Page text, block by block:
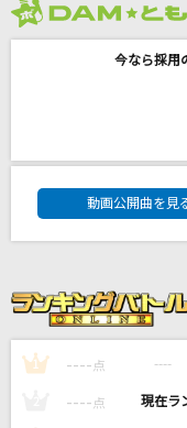
[生音]A・RA・SHI
七海うらら
君をのせて
今なら採用
DAM★と
動画公開曲を見
1 ---- 点 ----
---- 点 ----